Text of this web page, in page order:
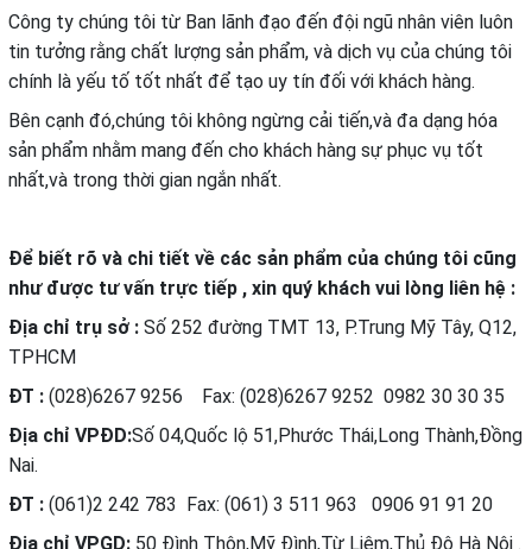
Công ty chúng tôi từ Ban lãnh đạo đến đội ngũ nhân viên luôn
tin tưởng rằng chất lượng sản phẩm, và dịch vụ của chúng tôi
chính là yếu tố tốt nhất để tạo uy tín đối với khách hàng.
Bên cạnh đó,chúng tôi không ngừng cải tiến,và đa dạng hóa
sản phẩm nhằm mang đến cho khách hàng sự phục vụ tốt
nhất,và trong thời gian ngắn nhất.
Để biết rõ và chi tiết về các sản phẩm của chúng tôi cũng
như được tư vấn trực tiếp , xin quý khách vui lòng liên hệ :
Địa chỉ trụ sở :Số 252 đường TMT 13, P.Trung Mỹ Tây, Q12,
TPHCM
ĐT : (028)6267 9256 Fax: (028)6267 9252 0982 30 30 35
Địa chỉ VPĐD:Số 04,Quốc lộ 51,Phước Thái,Long Thành,Đồng
Nai.
ĐT :(061)2 242 783 Fax: (061) 3 511 963 0906 91 91 20
Địa chỉ VPGD: 50 Đình Thôn,Mỹ Đình,Từ Liêm,Thủ Đô Hà Nội .